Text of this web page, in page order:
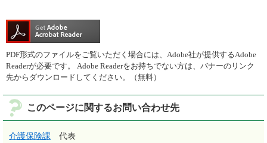
PDF形式のファイルをご覧いただく場合には、Adobe社が提供するAdobe
Readerが必要です。
Adobe Readerをお持ちでない方は、バナーのリンク
先からダウンロードしてください。（無料）
このページに関するお問い合わせ先
介護保険課
代表